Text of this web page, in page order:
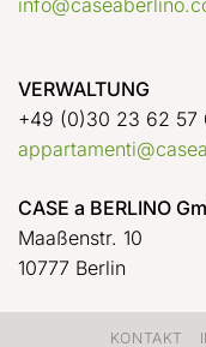
VERWALTUNG
+49 (0)30 23 62 57
CASE a BERLINO
Maaßenstr. 10
10777 Berlin
KONTAKT